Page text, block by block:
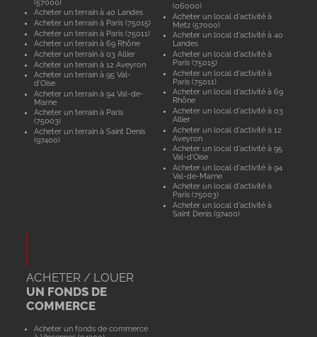
(57000)
Acheter un terrain à 40 Landes
Acheter un terrain à Paris (75015)
Acheter un terrain à Paris (75011)
Acheter un terrain à 69 Rhône
Acheter un terrain à 03 Allier
Acheter un terrain à 12 Aveyron
Acheter un terrain à 95 Val-
d'Oise
Acheter un terrain à 94 Val-de-
Marne
Acheter un terrain à Paris
(75003)
Acheter un terrain à Saint Denis
(97400)
(06000)
Acheter un local d'activité à
Metz (57000)
Acheter un local d'activité à 40
Landes
Acheter un local d'activité à
Paris (75015)
Acheter un local d'activité à
Paris (75011)
Acheter un local d'activité à 69
Rhône
Acheter un local d'activité à 03
Allier
Acheter un local d'activité à 12
Aveyron
Acheter un local d'activité à 95
Val-d'Oise
Acheter un local d'activité à 94
Val-de-Marne
Acheter un local d'activité à
Paris (75003)
Acheter un local d'activité à
Saint Denis (97400)
ACHETER / LOUER
UN FONDS DE
COMMERCE
Acheter un fonds de commerce